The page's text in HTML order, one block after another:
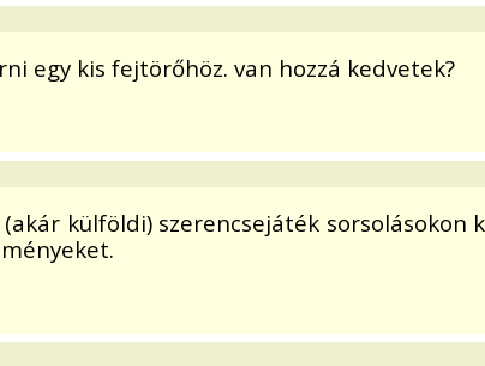
egy kis fejtörőhöz. van hozzá kedvetek?
külföldi) szerencsejáték